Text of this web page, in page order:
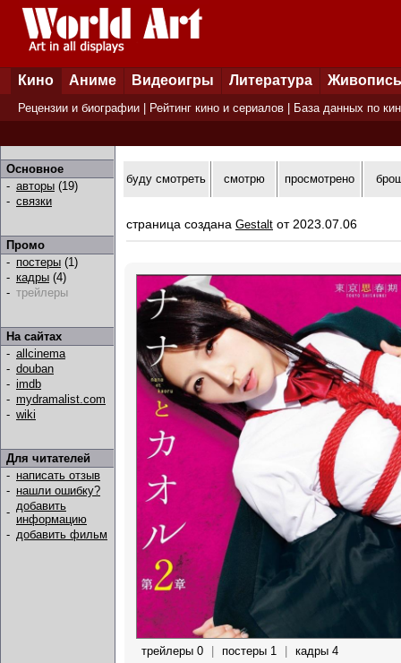
Кино Аниме Видеоигры Литература Живопись
Рецензии и биографии Рейтинг кино и сериалов База данных по
Основное
- авторы (19)
- связки
Промо
- постеры (1)
- кадры (4)
- трейлеры
На сайтах
- allcinema
- douban
- imdb
- mydramalist.com
- wiki
Для читателей
- написать отзыв
- нашли ошибку?
- добавить
информацию
- добавить фильм
буду смотреть смотрю просмотрено
страница создана Gestalt от 2023.07.06
трейлеры 0 | постеры 1 | кадры 4